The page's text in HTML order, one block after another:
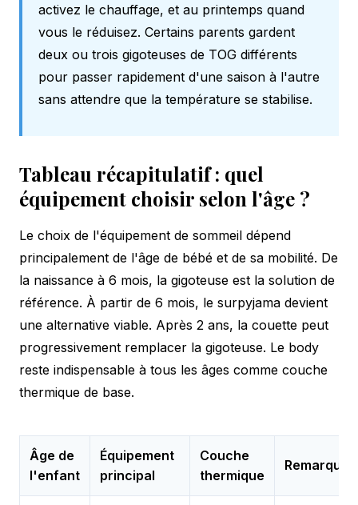
activez le chauffage, et au printemps quand
vous le réduisez. Certains parents gardent
deux ou trois gigoteuses de TOG différents
pour passer rapidement d'une saison à l'autre
sans attendre que la température se stabilise.
Tableau récapitulatif : quel
équipement choisir selon l'âge ?
Le choix de l'équipement de sommeil dépend
principalement de l'âge de bébé et de sa mobilité. De
la naissance à 6 mois, la gigoteuse est la solution de
référence. À partir de 6 mois, le surpyjama devient
une alternative viable. Après 2 ans, la couette peut
progressivement remplacer la gigoteuse. Le body
reste indispensable à tous les âges comme couche
thermique de base.
Âge de
l'enfant
Équipement
principal
Couche
thermique
Remarques